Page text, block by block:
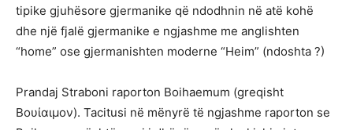
tipike gjuhësore gjermanike që ndodhnin në atë kohë
dhe një fjalë gjermanike e ngjashme me anglishten
“home” ose gjermanishten moderne “Heim” (ndoshta ?)
Prandaj Straboni raporton Boihaemum (greqisht
Βουίαιμον). Tacitusi në mënyrë të ngjashme raporton se